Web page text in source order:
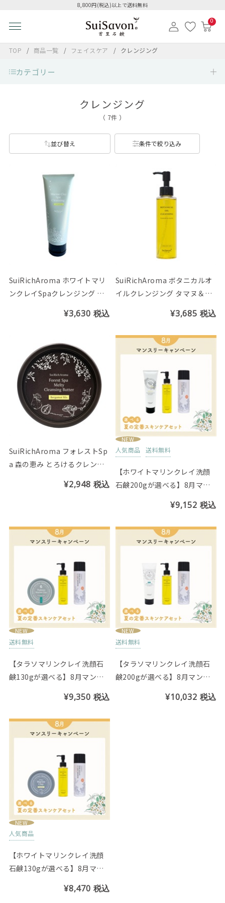
8,800円(税込)以上で送料無料
0
TOP 商品一覧 フェイスケア クレンジング
カテゴリー
クレンジング
（ 7件 ）
並び替え 条件で絞り込み
SuiRichAroma ホワイトマリ
ンクレイSpaクレンジング チ
¥3,630 税込
SuiRichAroma ボタニカルオ
イルクレンジング タマヌ＆オ
¥3,685 税込
SuiRichAroma フォレストSp
a 森の恵み とろけるクレンジ
¥2,948 税込
NEW
人気商品 送料無料
【ホワイトマリンクレイ洗顔
石鹸200gが選べる】8月マン
¥9,152 税込
NEW
送料無料
【タラソマリンクレイ洗顔石
鹸130gが選べる】8月マンス
¥9,350 税込
NEW
送料無料
【タラソマリンクレイ洗顔石
鹸200gが選べる】8月マンス
¥10,032 税込
NEW
人気商品
【ホワイトマリンクレイ洗顔
石鹸130gが選べる】8月マン
¥8,470 税込